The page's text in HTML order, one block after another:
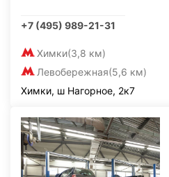
+7 (495) 989-21-31
Химки(3,8 км)
Левобережная(5,6 км)
Химки, ш Нагорное, 2к7